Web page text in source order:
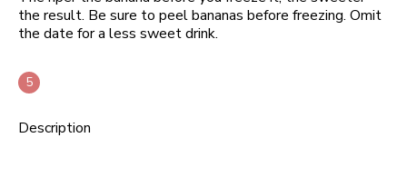
the result. Be sure to peel bananas before freezing. Omit
the date for a less sweet drink.
Description